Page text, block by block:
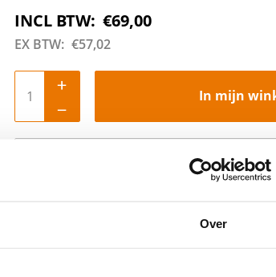
Over
INCL BTW: €69,00
EX BTW: €57,02
In mijn
Offerte aanvragen